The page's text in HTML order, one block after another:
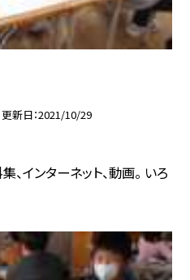
更新日 2021/10/29
インターネット、動画。 いろ